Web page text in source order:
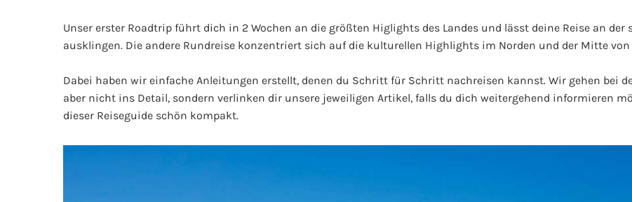
Unser erster Roadtrip führt dich in 2 Wochen an die größten Higlights des Landes und lässt deine Reise an der
ausklingen. Die andere Rundreise konzentriert sich auf die kulturellen Highlights im Norden und der Mitte von
Dabei haben wir einfache Anleitungen erstellt, denen du Schritt für Schritt nachreisen kannst. Wir gehen bei
aber nicht ins Detail, sondern verlinken dir unsere jeweiligen Artikel, falls du dich weitergehend informieren
dieser Reiseguide schön kompakt.